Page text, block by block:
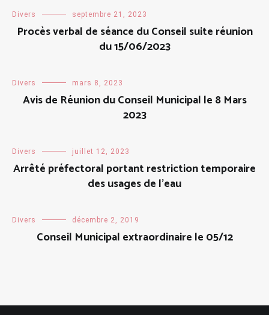
Divers septembre 21, 2023
Procès verbal de séance du Conseil suite réunion
du 15/06/2023
Divers mars 8, 2023
Avis de Réunion du Conseil Municipal le 8 Mars
2023
Divers juillet 12, 2023
Arrêté préfectoral portant restriction temporaire
des usages de l’eau
Divers décembre 2, 2019
Conseil Municipal extraordinaire le 05/12